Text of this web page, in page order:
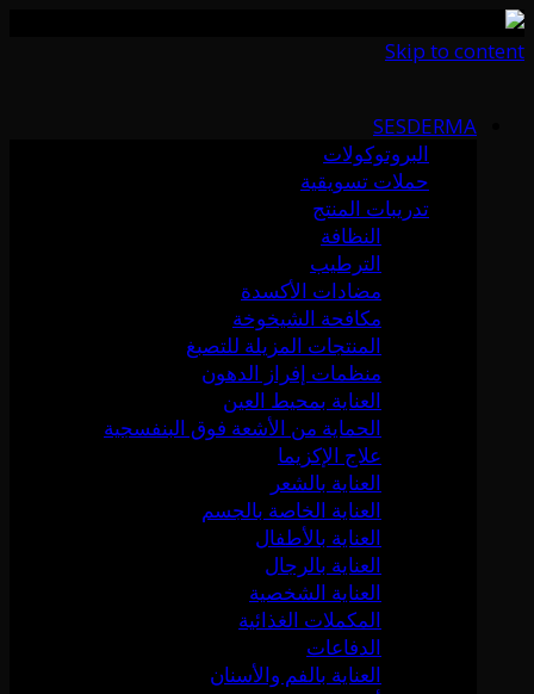
Skip to content
SESDERMA
البروتوكولات
حملات تسويقية
تدريبات المنتج
النظافة
الترطيب
مضادات الأكسدة
مكافحة الشيخوخة
المنتجات المزيلة للتصبغ
منظمات إفراز الدهون
العناية بمحيط العين
الحماية من الأشعة فوق البنفسجية
علاج الإكزيما
العناية بالشعر
العناية الخاصة بالجسم
العناية بالأطفال
العناية بالرجال
العناية الشخصية
المكملات الغذائية
الدفاعات
العناية بالفم والأسنان